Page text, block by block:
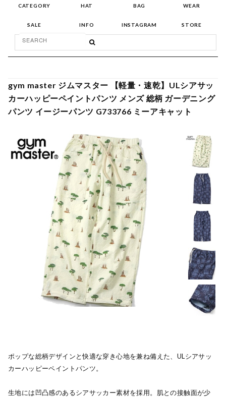
CATEGORY HAT BAG WEAR
SALE INFO INSTAGRAM STORE
gym master ジムマスター 【軽量・速乾】ULシアサッ
カーハッピーペイントパンツ メンズ 総柄 ガーデニング
パンツ イージーパンツ G733766 ミーアキャット
ポップな総柄デザインと快適な穿き心地を兼ね備えた、ULシアサッ
カーハッピーペイントパンツ。
生地には凹凸感のあるシアサッカー素材を採用。肌との接触面が少